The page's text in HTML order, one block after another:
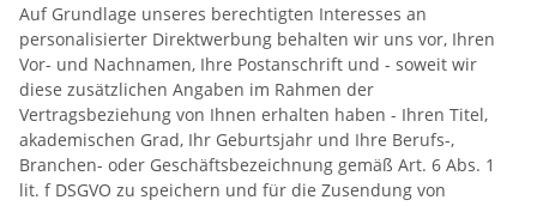
Auf Grundlage unseres berechtigten Interesses an
personalisierter Direktwerbung behalten wir uns vor, Ihren
Vor- und Nachnamen, Ihre Postanschrift und - soweit wir
diese zusätzlichen Angaben im Rahmen der
Vertragsbeziehung von Ihnen erhalten haben - Ihren Titel,
akademischen Grad, Ihr Geburtsjahr und Ihre Berufs-,
Branchen- oder Geschäftsbezeichnung gemäß Art. 6 Abs. 1
lit. f DSGVO zu speichern und für die Zusendung von